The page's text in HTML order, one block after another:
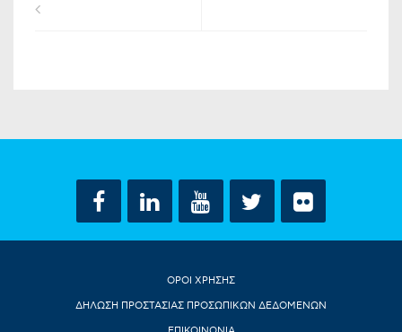
ΟΡΟΙ ΧΡΗΣΗΣ
ΔΗΛΩΣΗ ΠΡΟΣΤΑΣΙΑΣ ΠΡΟΣΩΠΙΚΩΝ ΔΕΔΟΜΕΝΩΝ